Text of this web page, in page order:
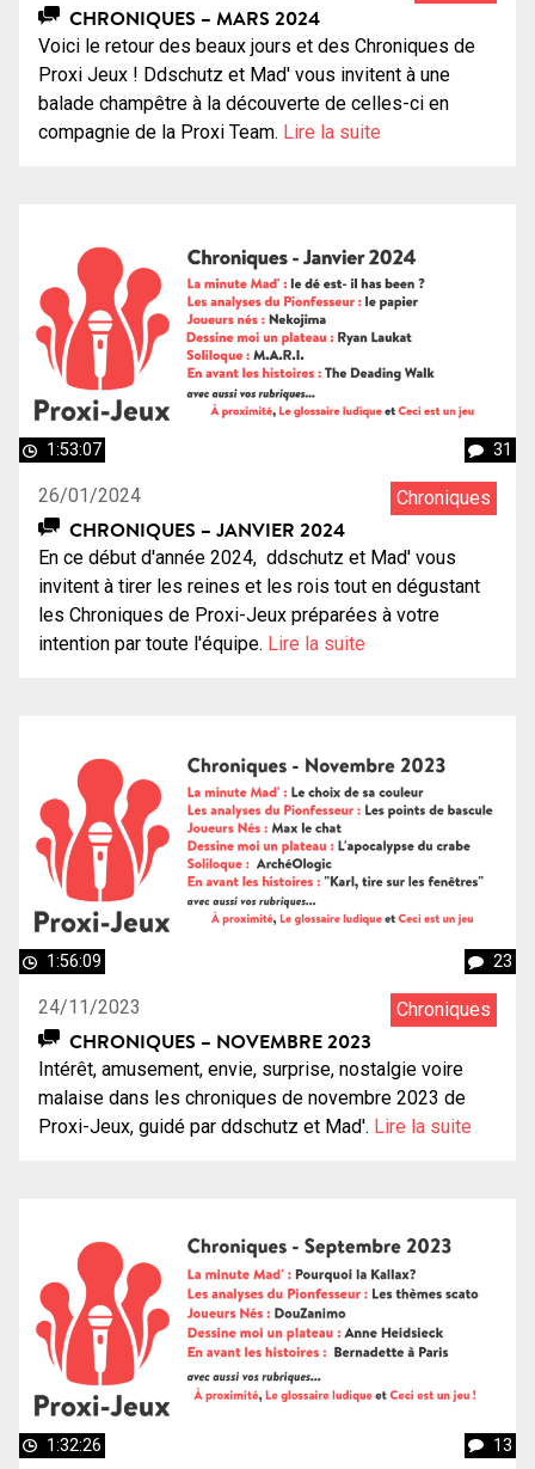
CHRONIQUES – MARS 2024
Voici le retour des beaux jours et des Chroniques de
Proxi Jeux ! Ddschutz et Mad' vous invitent à une
balade champêtre à la découverte de celles-ci en
compagnie de la Proxi Team. Lire la suite
1:53:07 31
26/01/2024 Chroniques
CHRONIQUES – JANVIER 2024
En ce début d'année 2024, ddschutz et Mad' vous
invitent à tirer les reines et les rois tout en dégustant
les Chroniques de Proxi-Jeux préparées à votre
intention par toute l'équipe. Lire la suite
1:56:09 23
24/11/2023 Chroniques
CHRONIQUES – NOVEMBRE 2023
Intérêt, amusement, envie, surprise, nostalgie voire
malaise dans les chroniques de novembre 2023 de
Proxi-Jeux, guidé par ddschutz et Mad'. Lire la suite
1:32:26 13